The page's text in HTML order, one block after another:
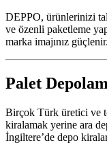
DEPPO, ürünlerinizi
ve özenli paketleme
marka imajınız güçlenir.
Palet
Birçok Türk üretici ve
kiralamak yerine ara
İngiltere’de depo